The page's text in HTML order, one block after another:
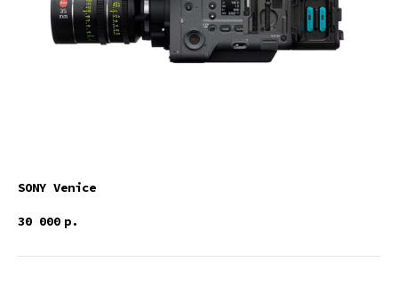
SONY Venice
30 000 р.